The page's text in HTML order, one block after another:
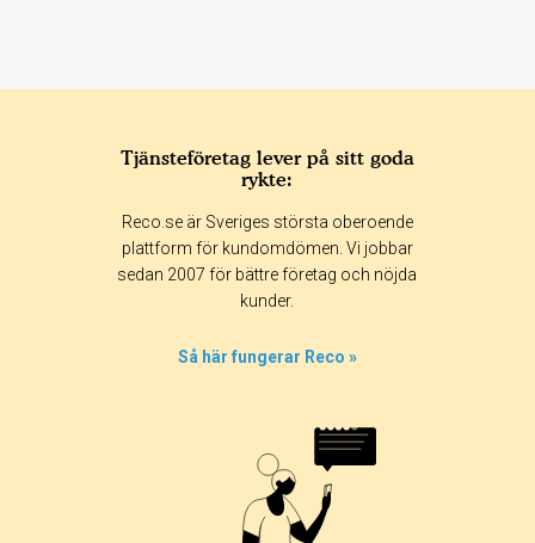
Tjänsteföretag lever på sitt goda
rykte:
Reco.se är Sveriges största oberoende
plattform för kundomdömen. Vi jobbar
sedan 2007 för bättre företag och nöjda
kunder.
Så här fungerar Reco »